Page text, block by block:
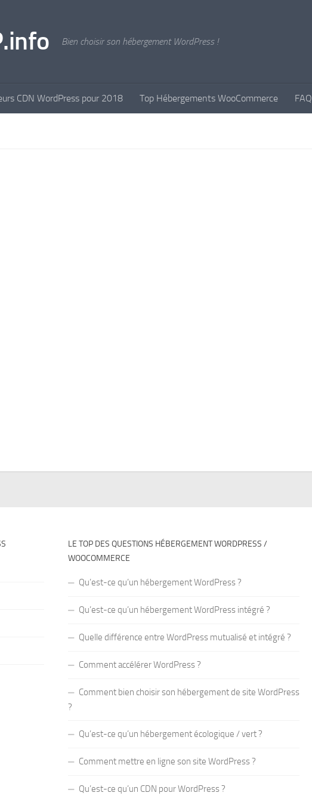
Bien choisir son hébergement WordPress !
CDN WordPress pour 2018 Top Hébergements WooCommerce FAQ
LE TOP DES QUESTIONS HÉBERGEMENT WORDPRESS /
WOOCOMMERCE
Qu’est-ce qu’un hébergement WordPress ?
Qu’est-ce qu’un hébergement WordPress intégré ?
Quelle différence entre WordPress mutualisé et intégré ?
Comment accélérer WordPress ?
Comment bien choisir son hébergement de site WordPress
?
Qu’est-ce qu’un hébergement écologique / vert ?
Comment mettre en ligne son site WordPress ?
Qu’est-ce qu’un CDN pour WordPress ?